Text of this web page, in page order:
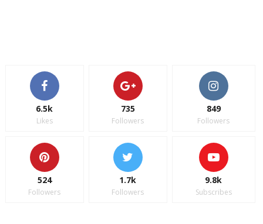
6.5k
Likes
735
Followers
849
Followers
524
Followers
1.7k
Followers
9.8k
Subscribes